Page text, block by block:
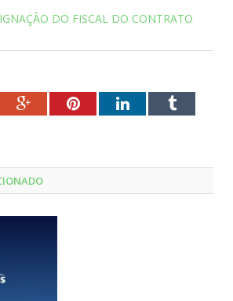
DO FISCAL DO CONTRATO
Google+PinterestLinkedInTumblr